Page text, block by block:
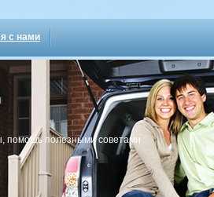
с нами
пοмοщь пοлезными сοветами